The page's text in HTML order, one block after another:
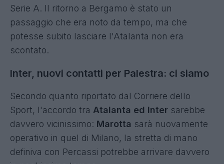
Serie A. Il ritorno a Bergamo è stato un
passaggio che era noto da tempo, ma che
potesse subito lasciare l'Atalanta non era
scontato.
Inter, nuovi contatti per Palestra: ci siamo
Secondo quanto riportato dal Corriere dello
Sport, l'accordo tra Atalanta ed Inter sarebbe
davvero vicinissimo: Marotta sarà nuovamente
operativo in quel di Milano, la stretta di mano
definiva con Percassi potrebbe arrivare davvero